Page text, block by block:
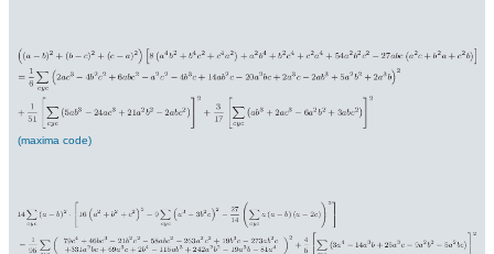
(maxima code)